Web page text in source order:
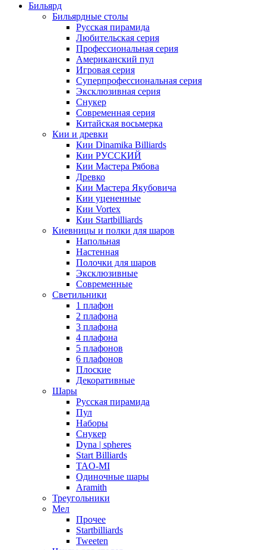
Бильярд
Бильярдные столы
Русская пирамида
Любительская серия
Профессиональная серия
Американский пул
Игровая серия
Суперпрофессиональная серия
Эксклюзивная серия
Снукер
Современная серия
Китайская восьмерка
Кии и древки
Кии Dinamika Billiards
Кии РУССКИЙ
Кии Мастера Рябова
Древко
Кии Мастера Якубовича
Кии уцененные
Кии Vortex
Кии Startbilliards
Киевницы и полки для шаров
Напольная
Настенная
Полочки для шаров
Эксклюзивные
Современные
Светильники
1 плафон
2 плафона
3 плафона
4 плафона
5 плафонов
6 плафонов
Плоские
Декоративные
Шары
Русская пирамида
Пул
Наборы
Снукер
Dyna | spheres
Start Billiards
TAO-MI
Одиночные шары
Aramith
Треугольники
Мел
Прочее
Startbilliards
Tweeten